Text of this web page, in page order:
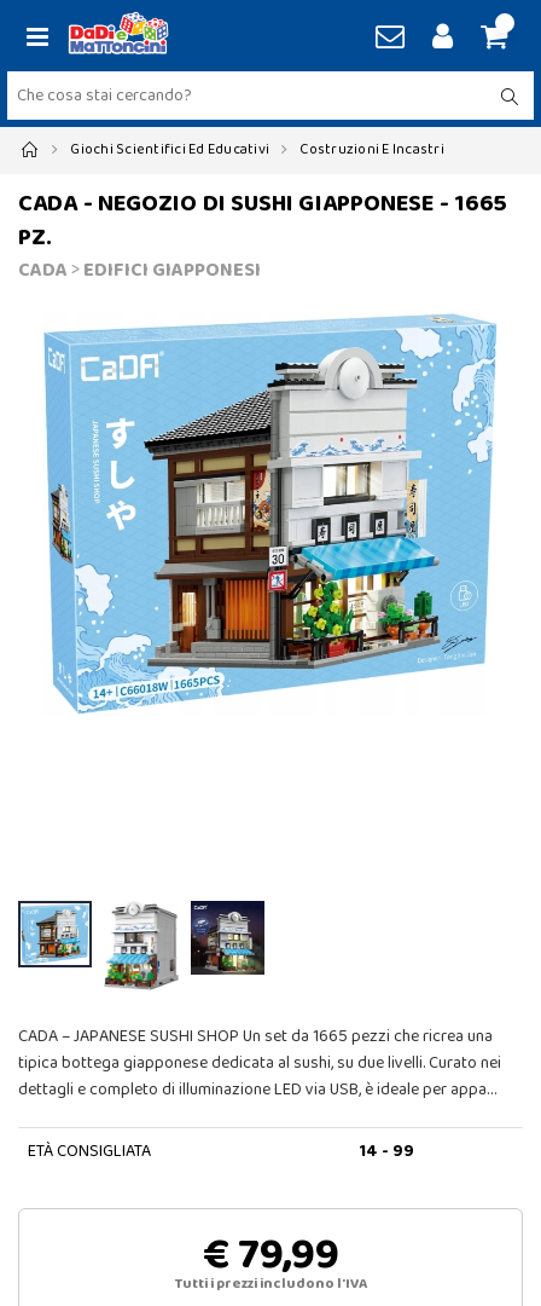
Giochi Scientifici Ed Educativi Costruzioni E Incastri
CADA - NEGOZIO DI SUSHI GIAPPONESE - 1665
PZ.
CADA>EDIFICI GIAPPONESI
CADA – JAPANESE SUSHI SHOP Un set da 1665 pezzi che ricrea una
tipica bottega giapponese dedicata al sushi, su due livelli. Curato nei
dettagli e completo di illuminazione LED via USB, è ideale per appa…
ETÀ CONSIGLIATA 14 - 99
€ 79,99
Tutti i prezzi includono l'IVA